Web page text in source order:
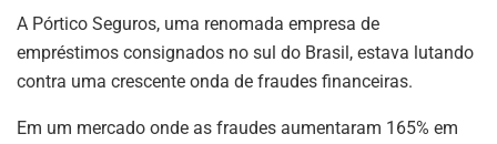
A Pórtico Seguros, uma renomada empresa de
empréstimos consignados no sul do Brasil, estava lutando
contra uma crescente onda de fraudes financeiras.
Em um mercado onde as fraudes aumentaram 165% em